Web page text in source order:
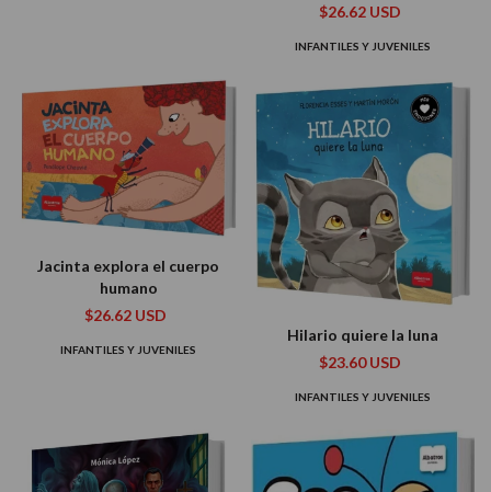
$26.62 USD
INFANTILES Y JUVENILES
Jacinta explora el cuerpo
humano
$26.62 USD
INFANTILES Y JUVENILES
Hilario quiere la luna
$23.60 USD
INFANTILES Y JUVENILES